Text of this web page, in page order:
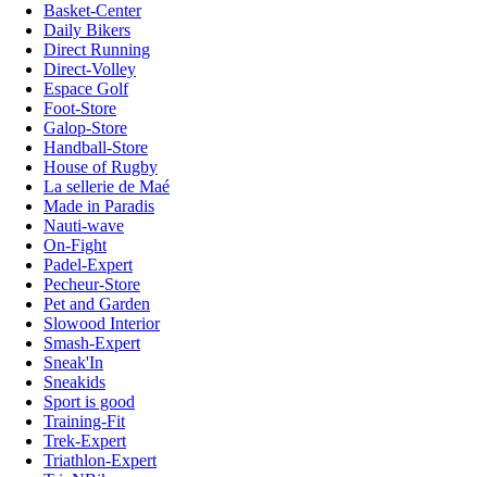
Basket-Center
Daily Bikers
Direct Running
Direct-Volley
Espace Golf
Foot-Store
Galop-Store
Handball-Store
House of Rugby
La sellerie de Maé
Made in Paradis
Nauti-wave
On-Fight
Padel-Expert
Pecheur-Store
Pet and Garden
Slowood Interior
Smash-Expert
Sneak'In
Sneakids
Sport is good
Training-Fit
Trek-Expert
Triathlon-Expert